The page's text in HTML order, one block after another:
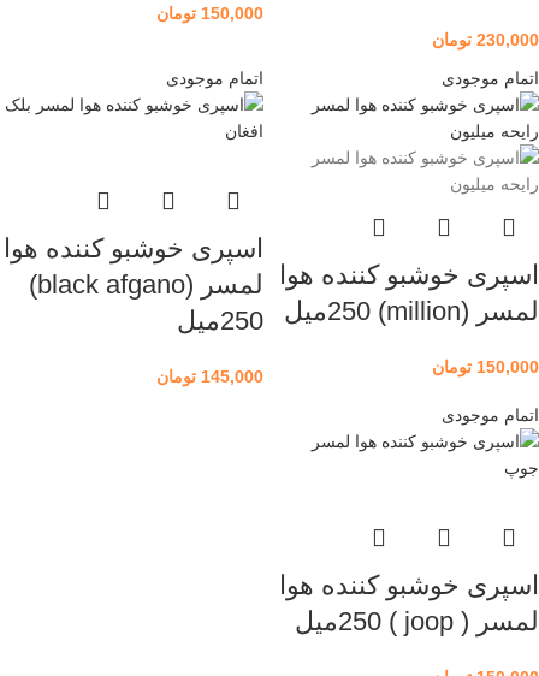
230,000 تومان
150,000 تومان
اتمام موجودی
اسپری خوشبو کننده هوا
لمسر (million) 250میل
150,000 تومان
اتمام موجودی
اسپری خوشبو کننده هوا
لمسر (black afgano)
250میل
145,000 تومان
اتمام موجودی
اسپری خوشبو کننده هوا
لمسر ( joop ) 250میل